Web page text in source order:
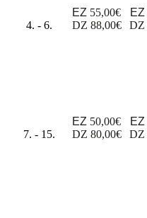
4. - 6.
EZ 55,00€
DZ 88,00€
EZ
DZ
7. - 15.
EZ 50,00€
DZ 80,00€
EZ
DZ